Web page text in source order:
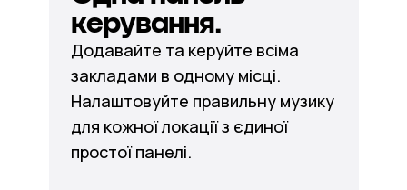
керування.
Додавайте та керуйте всіма
закладами в одному місці.
Налаштовуйте правильну музику
для кожної локації з єдиної
простої панелі.